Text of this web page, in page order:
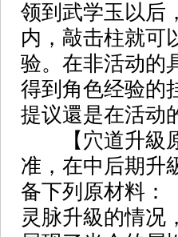
领到武学玉以后
内，敲击柱就可
验。在非活动的
得到角色经验的
提议還是在活动
【穴道升級原
准，在中后期升
备下列原材料：
灵脉升級的情况